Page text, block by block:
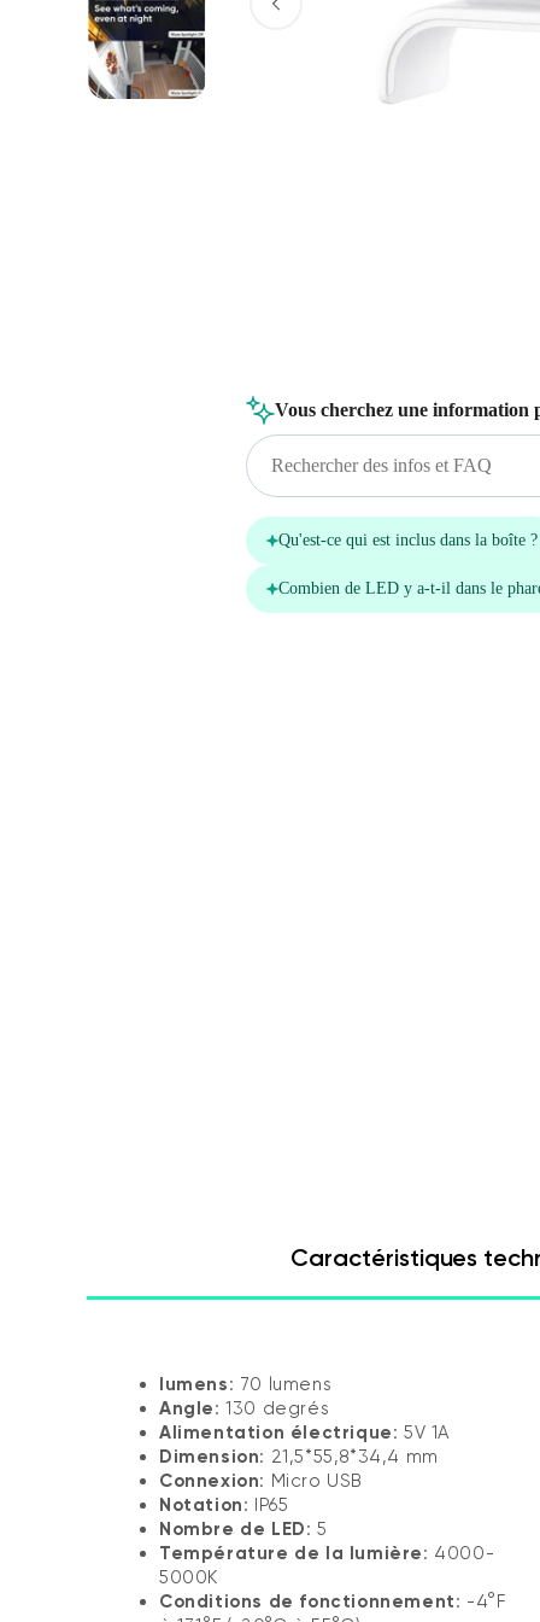
Caractéristiques
lumens: 70 lumens
Angle: 130 degrés
Alimentation électrique: 5V 1A
Dimension: 21,5*55,8*34,4 mm
Connexion: Micro USB
Notation: IP65
Nombre de LED: 5
Température de la lumière: 4000-
5000K
Conditions de fonctionnement: -4°F